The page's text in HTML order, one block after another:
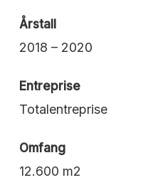
Årstall
2018 – 2020
Entreprise
Totalentreprise
Omfang
12.600 m2